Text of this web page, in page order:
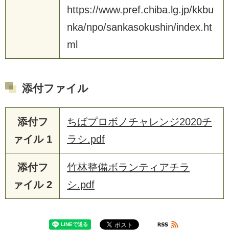
https://www.pref.chiba. g.jp/kkbu
nka/npo/sankasokushin/index. ht
m
添付ファイル
添付フ
ァイル 1
ちばプロボノチャレンジ2020チ
ラシ.pdf
添付フ
ァイル 2
竹林整備ボランティアチラ
シ.pdf